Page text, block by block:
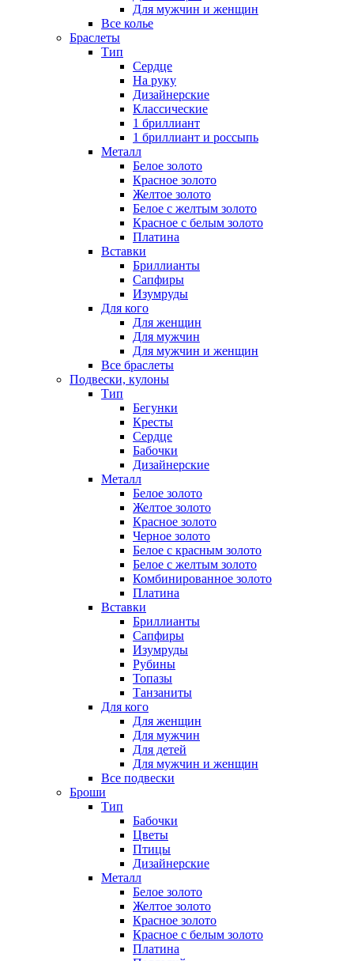
Для мужчин и женщин
Все колье
Браслеты
Тип
Сердце
На руку
Дизайнерские
Классические
1 бриллиант
1 бриллиант и россыпь
Металл
Белое золото
Красное золото
Желтое золото
Белое с желтым золото
Красное с белым золото
Платина
Вставки
Бриллианты
Сапфиры
Изумруды
Для кого
Для женщин
Для мужчин
Для мужчин и женщин
Все браслеты
Подвески, кулоны
Тип
Бегунки
Кресты
Сердце
Бабочки
Дизайнерские
Металл
Белое золото
Желтое золото
Красное золото
Черное золото
Белое с красным золото
Белое с желтым золото
Комбинированное золото
Платина
Вставки
Бриллианты
Сапфиры
Изумруды
Рубины
Топазы
Танзаниты
Для кого
Для женщин
Для мужчин
Для детей
Для мужчин и женщин
Все подвески
Броши
Тип
Бабочки
Цветы
Птицы
Дизайнерские
Металл
Белое золото
Желтое золото
Красное золото
Красное с белым золото
Платина